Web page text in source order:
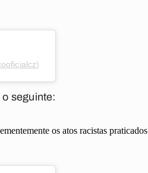
seguinte:
os atos racistas praticados